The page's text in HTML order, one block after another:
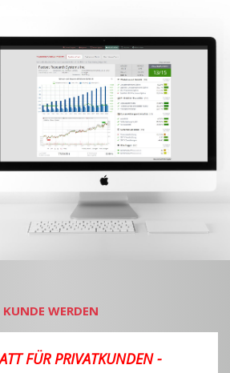
KUNDE WERDEN
FÜR PRIVATKUNDEN -